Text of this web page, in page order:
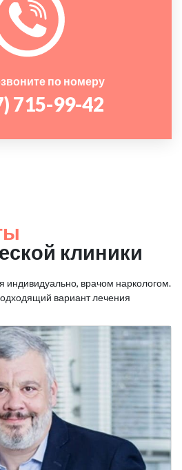
по номеру
715-99-42
клиники
индивидуально, врачом наркологом.
вариант лечения